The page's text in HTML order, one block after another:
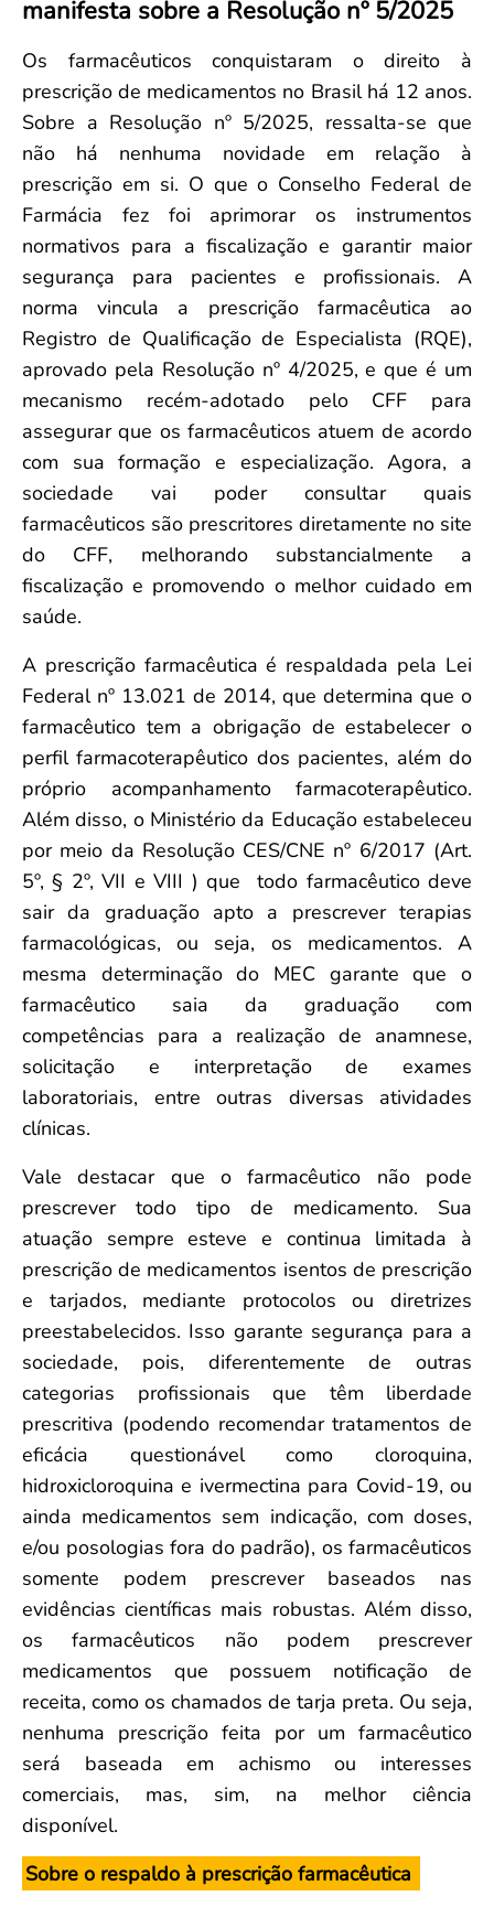
Convenção Coletiva 2025/2026 – Piso salarial Farmácias e Drogaria
Calendário Eleitoral
Candidatos
Dúvidas Frequentes
Eleições Anteriores
manifesta sobre a Resolução nº 5/2025
Os farmacêuticos conquistaram o direito à
prescrição de medicamentos no Brasil há 12 anos.
Sobre a Resolução nº 5/2025, ressalta-se que
não há nenhuma novidade em relação à
prescrição em si. O que o Conselho Federal de
Farmácia fez foi aprimorar os instrumentos
normativos para a fiscalização e garantir maior
segurança para pacientes e profissionais. A
norma vincula a prescrição farmacêutica ao
Registro de Qualificação de Especialista (RQE),
aprovado pela Resolução nº 4/2025, e que é um
mecanismo recém-adotado pelo CFF para
assegurar que os farmacêuticos atuem de acordo
com sua formação e especialização. Agora, a
sociedade vai poder consultar quais
farmacêuticos são prescritores diretamente no site
do CFF, melhorando substancialmente a
fiscalização e promovendo o melhor cuidado em
saúde.
A prescrição farmacêutica é respaldada pela Lei
Federal nº 13.021 de 2014, que determina que o
farmacêutico tem a obrigação de estabelecer o
perfil farmacoterapêutico dos pacientes, além do
próprio acompanhamento farmacoterapêutico.
Além disso, o Ministério da Educação estabeleceu
por meio da Resolução CES/CNE nº 6/2017 (Art.
5º, § 2º, VII e VIII ) que todo farmacêutico deve
sair da graduação apto a prescrever terapias
farmacológicas, ou seja, os medicamentos. A
mesma determinação do MEC garante que o
farmacêutico saia da graduação com
competências para a realização de anamnese,
solicitação e interpretação de exames
laboratoriais, entre outras diversas atividades
clínicas.
Vale destacar que o farmacêutico não pode
prescrever todo tipo de medicamento. Sua
atuação sempre esteve e continua limitada à
prescrição de medicamentos isentos de prescrição
e tarjados, mediante protocolos ou diretrizes
preestabelecidos. Isso garante segurança para a
sociedade, pois, diferentemente de outras
categorias profissionais que têm liberdade
prescritiva (podendo recomendar tratamentos de
eficácia questionável como cloroquina,
hidroxicloroquina e ivermectina para Covid-19, ou
ainda medicamentos sem indicação, com doses,
e/ou posologias fora do padrão), os farmacêuticos
somente podem prescrever baseados nas
evidências científicas mais robustas. Além disso,
os farmacêuticos não podem prescrever
medicamentos que possuem notificação de
receita, como os chamados de tarja preta. Ou seja,
nenhuma prescrição feita por um farmacêutico
será baseada em achismo ou interesses
comerciais, mas, sim, na melhor ciência
disponível.
Sobre o respaldo à prescrição farmacêutica